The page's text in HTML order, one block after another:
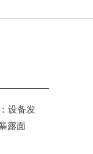
设备发
露面